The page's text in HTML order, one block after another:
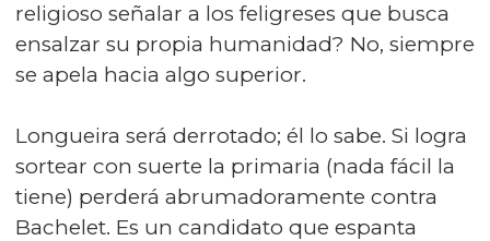
religioso señalar a los feligreses que busca
ensalzar su propia humanidad? No, siempre
se apela hacia algo superior.
Longueira será derrotado; él lo sabe. Si logra
sortear con suerte la primaria (nada fácil la
tiene) perderá abrumadoramente contra
Bachelet. Es un candidato que espanta